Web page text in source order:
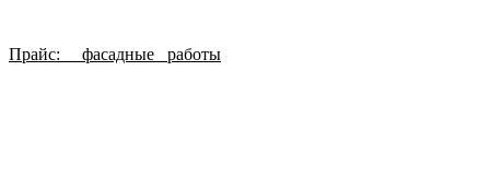
Прайс: фасадные работы